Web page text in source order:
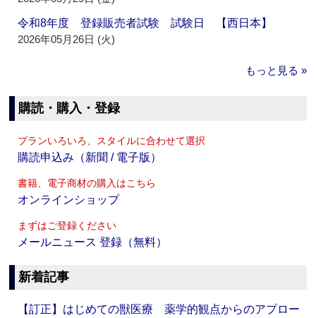
令和8年度 登録販売者試験 試験日 【西日本】
2026年05月26日 (火)
もっと見る »
購読・購入・登録
プランいろいろ、スタイルに合わせて選択
購読申込み（新聞 / 電子版）
書籍、電子商材の購入はこちら
オンラインショップ
まずはご登録ください
メールニュース 登録（無料）
新着記事
【訂正】はじめての獣医療 薬学的観点からのアプロー